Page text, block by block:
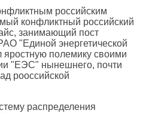
российским
конфликтный российский
занимающий пост
"Единой энергетической
полемику своими
"ЕЭС" нынешнего, почти
рооссийской
распределения